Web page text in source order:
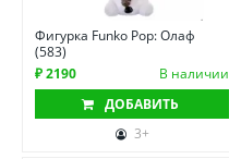
Фигурка Funko Pop: Олаф
(583)
₽ 2190
В наличии
ДОБАВИТЬ
3+